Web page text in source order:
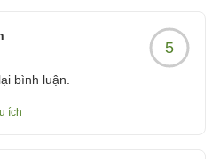
5
bình luận.
ích